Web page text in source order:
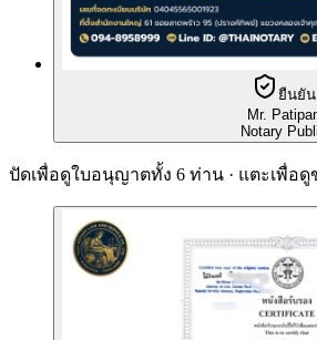
ยืนยัน
Mr.
Notary
ปัดเพื่อดูใบอนุญาตทั้ง 6 ท่าน · แตะเพื่อดู